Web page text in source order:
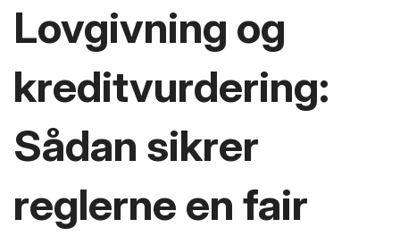
Lovgivning og
kreditvurdering:
Sådan sikrer
reglerne en fair